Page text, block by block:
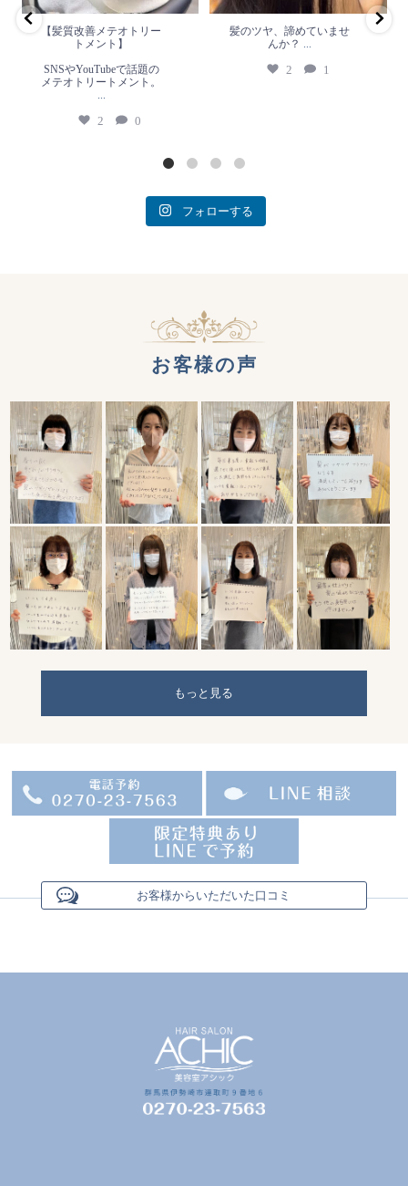
2 0
【髪質改善メテオトリー
トメント】
SNSやYouTubeで話題の
メテオトリートメント。
2 0
髪のツヤ、諦めていませ
んか？
2 1
フォローする
お客様の声
もっと見る
お客様からいただいた口コミ